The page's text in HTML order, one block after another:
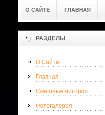
О САЙТЕ ГЛАВНАЯ
РАЗДЕЛЫ
О Сайте
Главная
Смешные истории
Фотогалерея